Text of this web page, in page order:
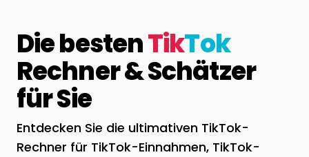
Die bestenTikTok
Rechner & Schätzer
für Sie
Entdecken Sie die ultimativen TikTok-
Rechner für TikTok-Einnahmen, TikTok-